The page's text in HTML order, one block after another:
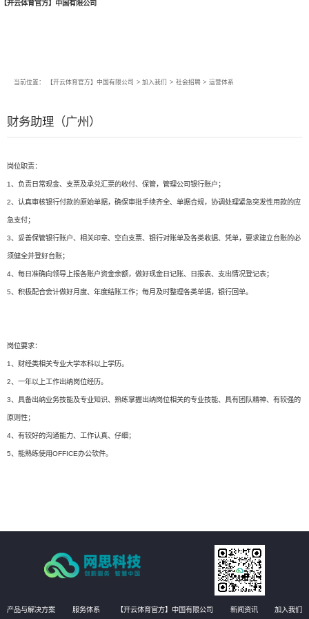
【开云体育官方】中国有限公司
当前位置： 【开云体育官方】中国有限公司 > 加入我们 > 社会招聘 > 运营体系
财务助理（广州）
岗位职责：
1、负责日常现金、支票及承兑汇票的收付、保管，管理公司银行账户；
2、认真审核银行付款的原始单据，确保审批手续齐全、单据合规，协调处理紧急突发性用款的应
急支付；
3、妥善保管银行账户、相关印章、空白支票、银行对账单及各类收据、凭单，要求建立台账的必
须健全并登好台账；
4、每日准确向领导上报各账户资金余额，做好现金日记账、日报表、支出情况登记表；
5、积极配合会计做好月度、年度结账工作；每月及时整理各类单据，银行回单。
岗位要求：
1、财经类相关专业大学本科以上学历。
2、一年以上工作出纳岗位经历。
3、具备出纳业务技能及专业知识、熟练掌握出纳岗位相关的专业技能、具有团队精神、有较强的
原则性；
4、有较好的沟通能力、工作认真、仔细；
5、能熟练使用OFFICE办公软件。
产品与解决方案 服务体系 【开云体育官方】中国有限公司 新闻资讯 加入我们